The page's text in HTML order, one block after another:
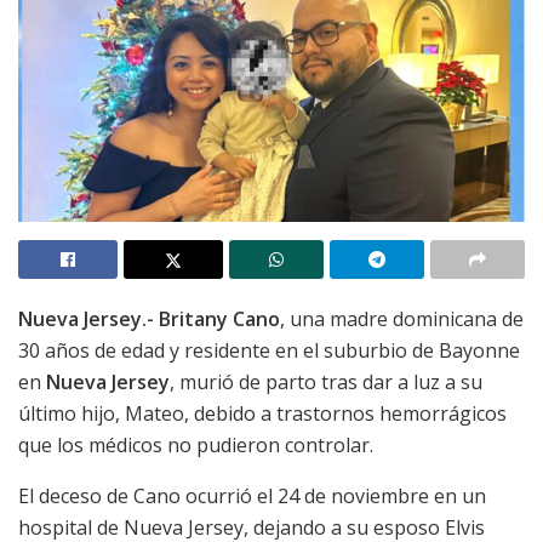
Nueva Jersey.- Britany Cano, una madre dominicana de
30 años de edad y residente en el suburbio de Bayonne
en Nueva Jersey, murió de parto tras dar a luz a su
último hijo, Mateo, debido a trastornos hemorrágicos
que los médicos no pudieron controlar.
El deceso de Cano ocurrió el 24 de noviembre en un
hospital de Nueva Jersey, dejando a su esposo Elvis